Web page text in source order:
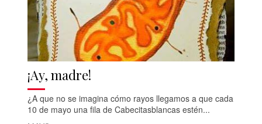
¡Ay, madre!
¿A que no se imagina cómo rayos llegamos a que cada
10 de mayo una fila de Cabecitasblancas estén...